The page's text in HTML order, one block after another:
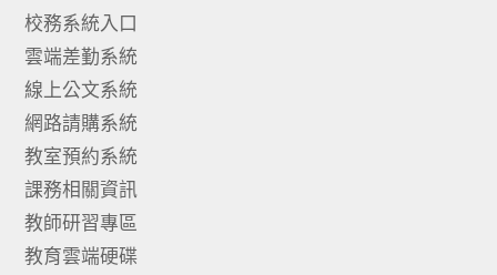
校務系統入口
雲端差勤系統
線上公文系統
網路請購系統
教室預約系統
課務相關資訊
教師研習專區
教育雲端硬碟